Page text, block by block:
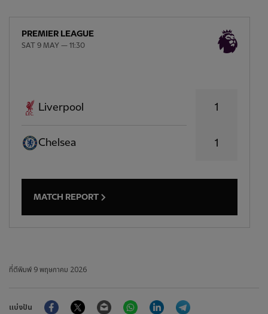
PREMIER LEAGUE
SAT 9 MAY — 11:30
Liverpool
Chelsea
1
1
MATCH REPORT
ที่ตีพิมพ์ 9 พฤษภาคม 2026
แบ่งปัน
FacebookTwitter Email WhatsAppLinkedIn